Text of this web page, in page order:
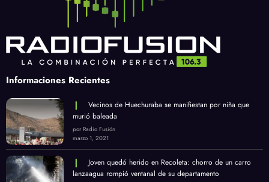
Informaciones Recientes
Vecinos de Huechuraba se manifiestan por niña que
murió baleada
por Radio Fusión
marzo 1, 2021
Joven quedó herido en Recoleta: chorro de un carro
lanzaagua rompió ventanal de su departamento